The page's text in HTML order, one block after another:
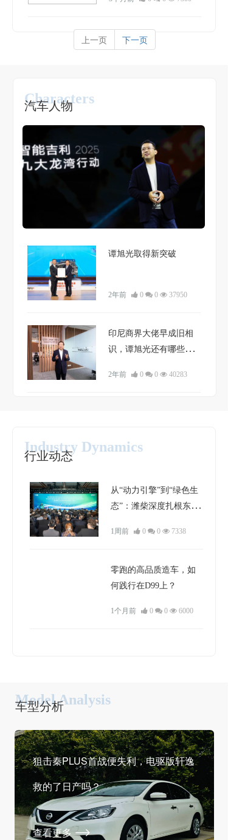
正式与新势力决战
上一页 下一页
Characters
谭旭光取得新突破
2年前 0 0 37950
印尼商界大佬早成旧相
识，谭旭光还有哪些国
2年前 0 0 40283
汽车人物
从“动力引擎”到“绿色生
态”：潍柴深度扎根东南
1周前 0 0 7338
零跑的高品质造车，如
何践行在D99上？
1个月前 0 0 6000
Industry Dynamics
行业动态
狙击秦PLUS首战便失利，电驱版轩逸
救的了日产吗？
查看更多
Model Analysis
车型分析